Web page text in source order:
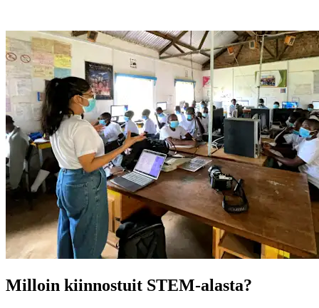
Milloin kiinnostuit STEM-alasta?